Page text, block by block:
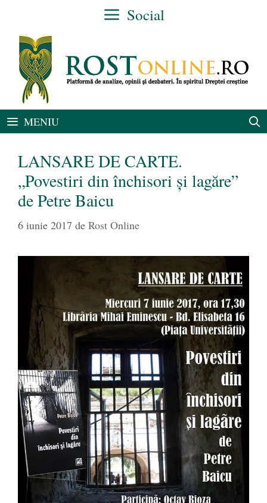
conținut
Social
MENIU
LANSARE DE CARTE.
„Povestiri din închisori şi lagăre”
de Petre Baicu
6 iunie 2017 de Rost Online